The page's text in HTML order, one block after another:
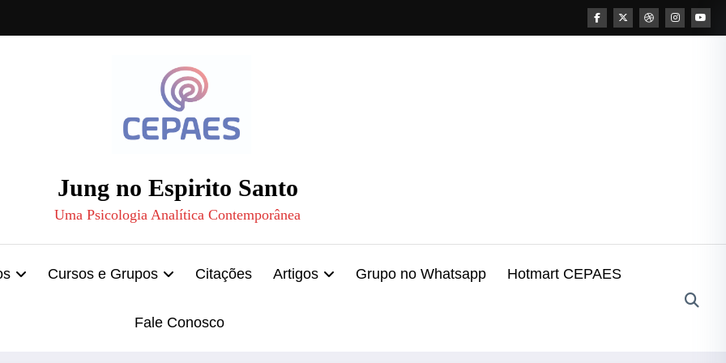
Jung no Espirito Santo
Uma Psicologia Analítica Contemporânea
Cursos e Grupos Citações Artigos Grupo no Whatsapp Hotmart CEPAES
Fale Conosco